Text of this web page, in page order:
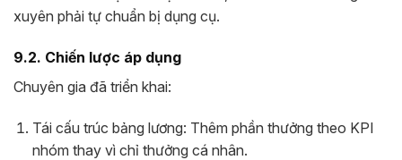
xuyên phải tự chuẩn bị dụng cụ.
9.2. Chiến lược áp dụng
Chuyên gia đã triển khai:
Tái cấu trúc bảng lương: Thêm phần thưởng theo KPI
nhóm thay vì chỉ thưởng cá nhân.